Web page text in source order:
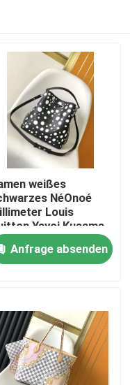
weißes
NéOnoé
Louis
Yayoi Kusama
Anfrage absenden